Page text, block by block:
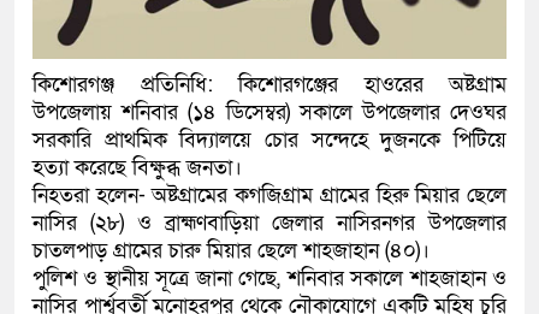
আদালতকে বলতে চাইলাম
লতিফ সিদ্দিকী
নতুন মামলায় গ্রেফতার
কলিমউল্লাহকে (ভিডিও)
কিশোরগঞ্জ প্রতিনিধি: কিশোরগঞ্জের হাওরের অষ্টগ্রাম
উপজেলায় শনিবার (১৪ ডিসেম্বর) সকালে উপজেলার দেওঘর
সরকারি প্রাথমিক বিদ্যালয়ে চোর সন্দেহে দুজনকে পিটিয়ে
হত্যা করেছে বিক্ষুব্ধ জনতা।
নিহতরা হলেন- অষ্টগ্রামের কগজিগ্রাম গ্রামের হিরু মিয়ার ছেলে
নাসির (২৮) ও ব্রাহ্মণবাড়িয়া জেলার নাসিরনগর উপজেলার
চাতলপাড় গ্রামের চারু মিয়ার ছেলে শাহজাহান (৪০)।
পুলিশ ও স্থানীয় সূত্রে জানা গেছে, শনিবার সকালে শাহজাহান ও
নাসির পার্শ্ববর্তী মনোহরপুর থেকে নৌকাযোগে একটি মহিষ চুরি